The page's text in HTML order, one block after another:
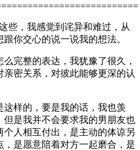
些，我感觉到诧异和难过，从
你交心的说一说我的想法。
完整的表达，我犹豫了很久，
密关系，对彼此能够更深的认
样的，要是我的话，我也羡
是我并不会要求我的男朋友也
人相互付出，是主动的体谅另
是愿意陪着对方一起磨合，是